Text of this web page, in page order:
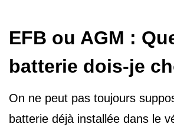
EFB ou AGM :
batterie dois-je
On ne peut pas toujours
batterie déjà installée dans le